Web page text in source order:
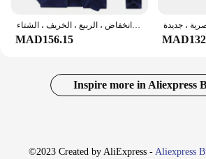
MAD156.15
Inspire more in Aliexpress
©2023 Created by AliExpress - Aliexpress